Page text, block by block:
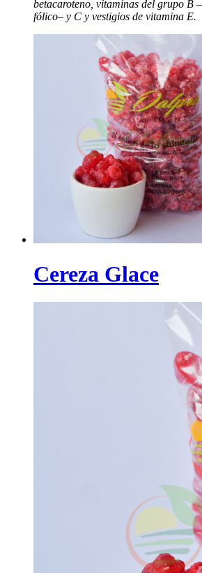
betacaroteno, vitaminas del grupo B
fólico– y C y vestigios de vitamina E.
Cereza Glace